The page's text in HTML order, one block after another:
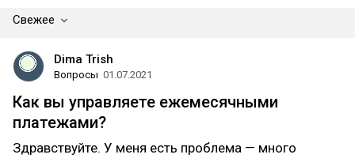
Свежее
Dima Trish
Вопросы 01.07.2021
Как вы управляете ежемесячными
платежами?
Здравствуйте. У меня есть проблема — много